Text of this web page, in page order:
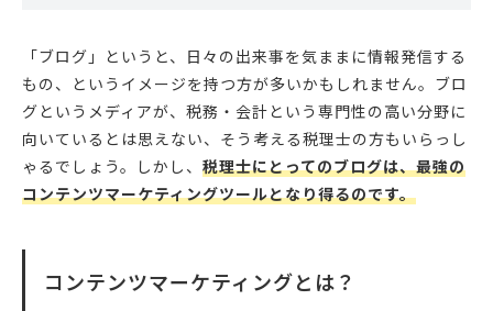
「ブログ」というと、日々の出来事を気ままに情報発信する
もの、というイメージを持つ方が多いかもしれません。ブロ
グというメディアが、税務・会計という専門性の高い分野に
向いているとは思えない、そう考える税理士の方もいらっし
ゃるでしょう。しかし、 税理士にとってのブログは、最強の
コンテンツマーケティングツールとなり得るのです。
コンテンツマーケティングとは？